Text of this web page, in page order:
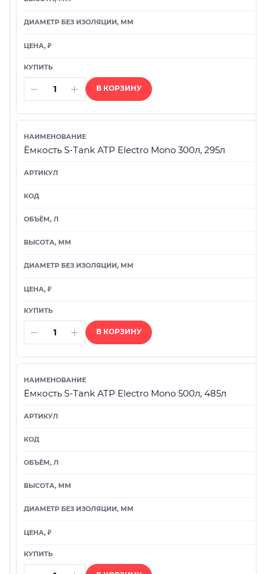
В КОРЗИНУ
Ёмкость S-Tank ATP Electro Mono 300л, 295л
В КОРЗИНУ
Ёмкость S-Tank ATP Electro Mono 500л, 485л